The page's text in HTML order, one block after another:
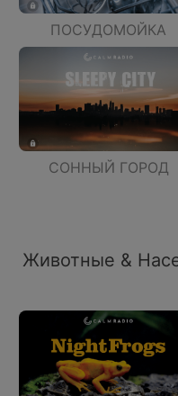
ПОСУДОМОЙКА
СОННЫЙ ГОРОД
Животные &